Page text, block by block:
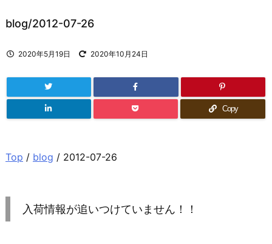
blog/2012-07-26
2020年5月19日 2020年10月24日
Copy
Top / blog / 2012-07-26
入荷情報が追いつけていません！！